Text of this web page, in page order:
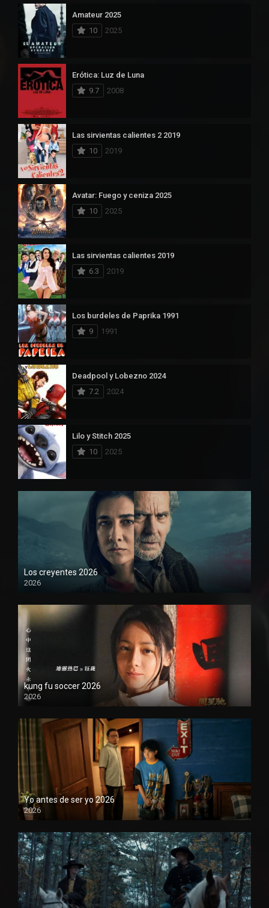
Amateur 2025
10
2025
Erótica: Luz de Luna
9.7
2008
Las sirvientas calientes 2 2019
10
2019
Avatar: Fuego y ceniza 2025
10
2025
Las sirvientas calientes 2019
6.3
2019
Los burdeles de Paprika 1991
9
1991
Deadpool y Lobezno 2024
7.2
2024
Lilo y Stitch 2025
10
2025
Los creyentes 2026
2026
1080P
kung fu soccer 2026
2026
1080P
Yo antes de ser yo 2026
2026
1080P